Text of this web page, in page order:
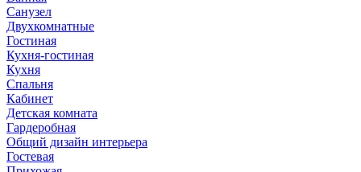
Санузел
Двухкомнатные
Гостиная
Кухня-гостиная
Кухня
Спальня
Кабинет
Детская комната
Гардеробная
Общий дизайн интерьера
Гостевая